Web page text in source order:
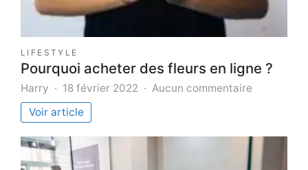
LIFESTYLE
Pourquoi acheter des fleurs en ligne ?
Harry 18 février 2022 Aucun commentaire
fleurs
Voir article